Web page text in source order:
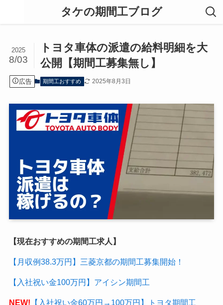
タケの期間工ブログ
トヨタ車体の派遣の給料明細を大
公開【期間工募集無し】
2025
8/03
広告 期間工おすすめ 2025年8月3日
【現在おすすめの期間工求人】
【月収例38.3万円】三菱京都の期間工募集開始！
【入社祝い金100万円】アイシン期間工
NEW! 【入社祝い金60万円→100万円】トヨタ期間工